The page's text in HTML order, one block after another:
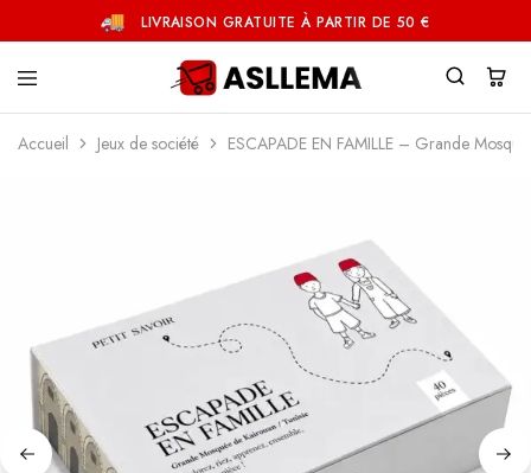
LIVRAISON GRATUITE À PARTIR DE 50 €
Accueil Jeux de société ESCAPADE EN FAMILLE – Grande